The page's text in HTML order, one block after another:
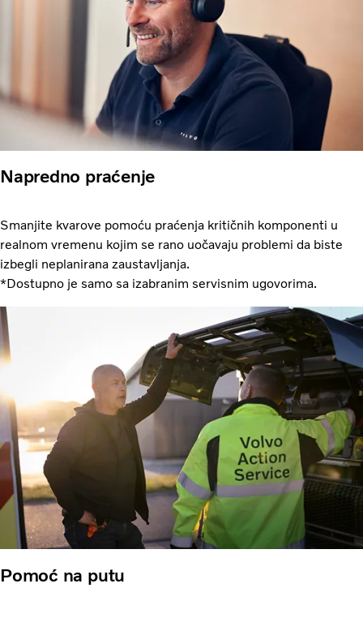
Napredno praćenje
Smanjite kvarove pomoću praćenja kritičnih komponenti u
realnom vremenu kojim se rano uočavaju problemi da biste
izbegli neplanirana zaustavljanja.
*Dostupno je samo sa izabranim servisnim ugovorima.
Pomoć na putu